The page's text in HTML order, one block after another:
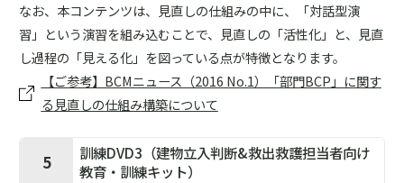
なお、本コンテンツは、見直しの仕組みの中に、「対話型演
習」という演習を組み込むことで、見直しの「活性化」と、見直
し過程の「見える化」を図っている点が特徴となります。
【ご参考】BCMニュース（2016 No.1）「部門BCP」に関す
る見直しの仕組み構築について
5
訓練DVD3（建物立入判断&救出救護担当者向け
教育・訓練キット）